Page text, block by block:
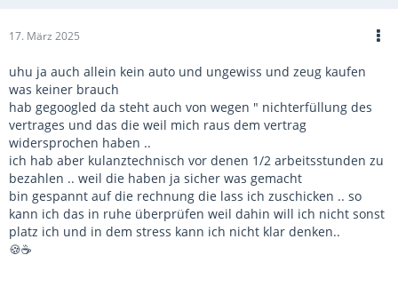
17. März 2025
uhu ja auch allein kein auto und ungewiss und zeug kaufen
was keiner brauch
hab gegoogled da steht auch von wegen " nichterfüllung des
vertrages und das die weil mich raus dem vertrag
widersprochen haben ..
ich hab aber kulanztechnisch vor denen 1/2 arbeitsstunden zu
bezahlen .. weil die haben ja sicher was gemacht
bin gespannt auf die rechnung die lass ich zuschicken .. so
kann ich das in ruhe überprüfen weil dahin will ich nicht sonst
platz ich und in dem stress kann ich nicht klar denken..
🍪☕